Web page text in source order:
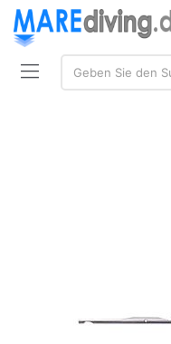
Suche:
Geben Sie den